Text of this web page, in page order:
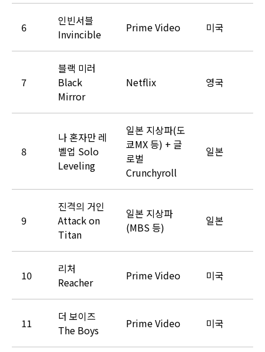
6
인빈서블
Invincible
Prime Video 미국
7
블랙 미러
Black
Mirror
Netflix 영국
8
나 혼자만 레
벨업 Solo
Leveling
일본 지상파(도
쿄MX 등) + 글
로벌
Crunchyroll
일본
9
진격의 거인
Attack on
Titan
일본 지상파
(MBS 등)
일본
10
리처
Reacher
Prime Video 미국
11
더 보이즈
The Boys
Prime Video 미국